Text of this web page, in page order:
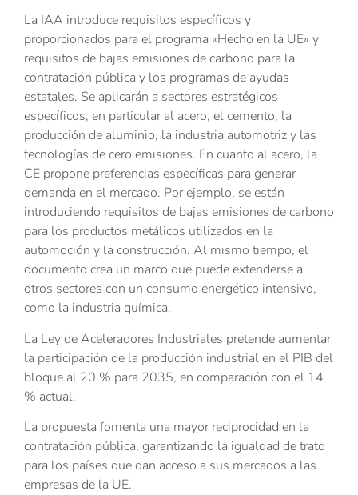
La IAA introduce requisitos específicos y
proporcionados para el programa «Hecho en la UE» y
requisitos de bajas emisiones de carbono para la
contratación pública y los programas de ayudas
estatales. Se aplicarán a sectores estratégicos
específicos, en particular al acero, el cemento, la
producción de aluminio, la industria automotriz y las
tecnologías de cero emisiones. En cuanto al acero, la
CE propone preferencias específicas para generar
demanda en el mercado. Por ejemplo, se están
introduciendo requisitos de bajas emisiones de carbono
para los productos metálicos utilizados en la
automoción y la construcción. Al mismo tiempo, el
documento crea un marco que puede extenderse a
otros sectores con un consumo energético intensivo,
como la industria química.
La Ley de Aceleradores Industriales pretende aumentar
la participación de la producción industrial en el PIB del
bloque al 20 % para 2035, en comparación con el 14
% actual.
La propuesta fomenta una mayor reciprocidad en la
contratación pública, garantizando la igualdad de trato
para los países que dan acceso a sus mercados a las
empresas de la UE.